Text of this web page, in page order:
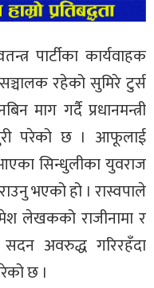
पार्टीका कार्यवाहक
रहेको सुमिरे टुर्स
माग गर्दै प्रधानमन्त्री
परेको छ । आफूलाई
आएका सिन्धुलीका युवराज
भएको हो । रास्वपाले
लेखकको राजीनामा र
सदन अवरुद्ध गरिरहँदा
छ ।